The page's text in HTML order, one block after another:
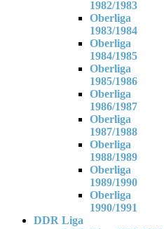
1982/1983
Oberliga
1983/1984
Oberliga
1984/1985
Oberliga
1985/1986
Oberliga
1986/1987
Oberliga
1987/1988
Oberliga
1988/1989
Oberliga
1989/1990
Oberliga
1990/1991
DDR Liga